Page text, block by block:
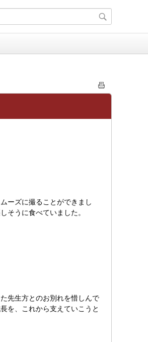
ーズに撮ることができまし
そうに食べていました。
先生方とのお別れを惜しんで
を、これから支えていこうと